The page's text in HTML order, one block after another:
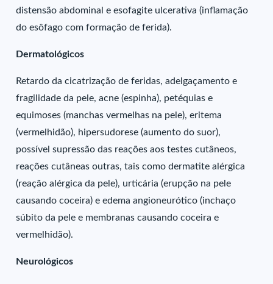
distensão abdominal e esofagite ulcerativa (inflamação
do esôfago com formação de ferida).
Dermatológicos
Retardo da cicatrização de feridas, adelgaçamento e
fragilidade da pele, acne (espinha), petéquias e
equimoses (manchas vermelhas na pele), eritema
(vermelhidão), hipersudorese (aumento do suor),
possível supressão das reações aos testes cutâneos,
reações cutâneas outras, tais como dermatite alérgica
(reação alérgica da pele), urticária (erupção na pele
causando coceira) e edema angioneurótico (inchaço
súbito da pele e membranas causando coceira e
vermelhidão).
Neurológicos